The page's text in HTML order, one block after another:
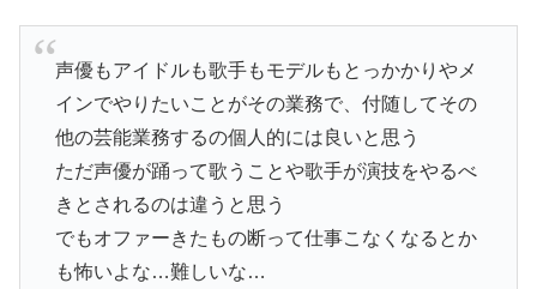
声優もアイドルも歌手もモデルもとっかかりやメ
インでやりたいことがその業務で、付随してその
他の芸能業務するの個人的には良いと思う
ただ声優が踊って歌うことや歌手が演技をやるべ
きとされるのは違うと思う
でもオファーきたもの断って仕事こなくなるとか
も怖いよな…難しいな…